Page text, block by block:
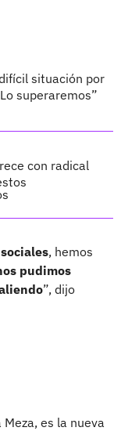
situación por
superaremos”
con radical
, hemos
pudimos
”, dijo
es la nueva